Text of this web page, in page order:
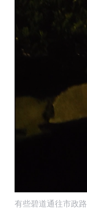
有些碧道通往市政